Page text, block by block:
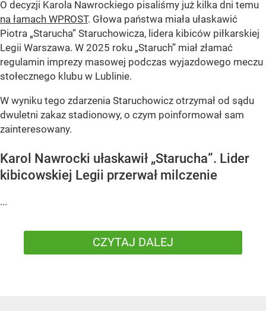
O decyzji Karola Nawrockiego pisaliśmy już kilka dni temu
na łamach WPROST. Głowa państwa miała ułaskawić
Piotra „Starucha” Staruchowicza, lidera kibiców piłkarskiej
Legii Warszawa. W 2025 roku „Staruch” miał złamać
regulamin imprezy masowej podczas wyjazdowego meczu
stołecznego klubu w Lublinie.
W wyniku tego zdarzenia Staruchowicz otrzymał od sądu
dwuletni zakaz stadionowy, o czym poinformował sam
zainteresowany.
Karol Nawrocki ułaskawił „Starucha”. Lider
kibicowskiej Legii przerwał milczenie
...
CZYTAJ DALEJ